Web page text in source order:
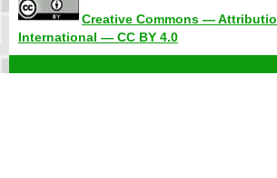
Creative Commons —
International — CC BY 4.0